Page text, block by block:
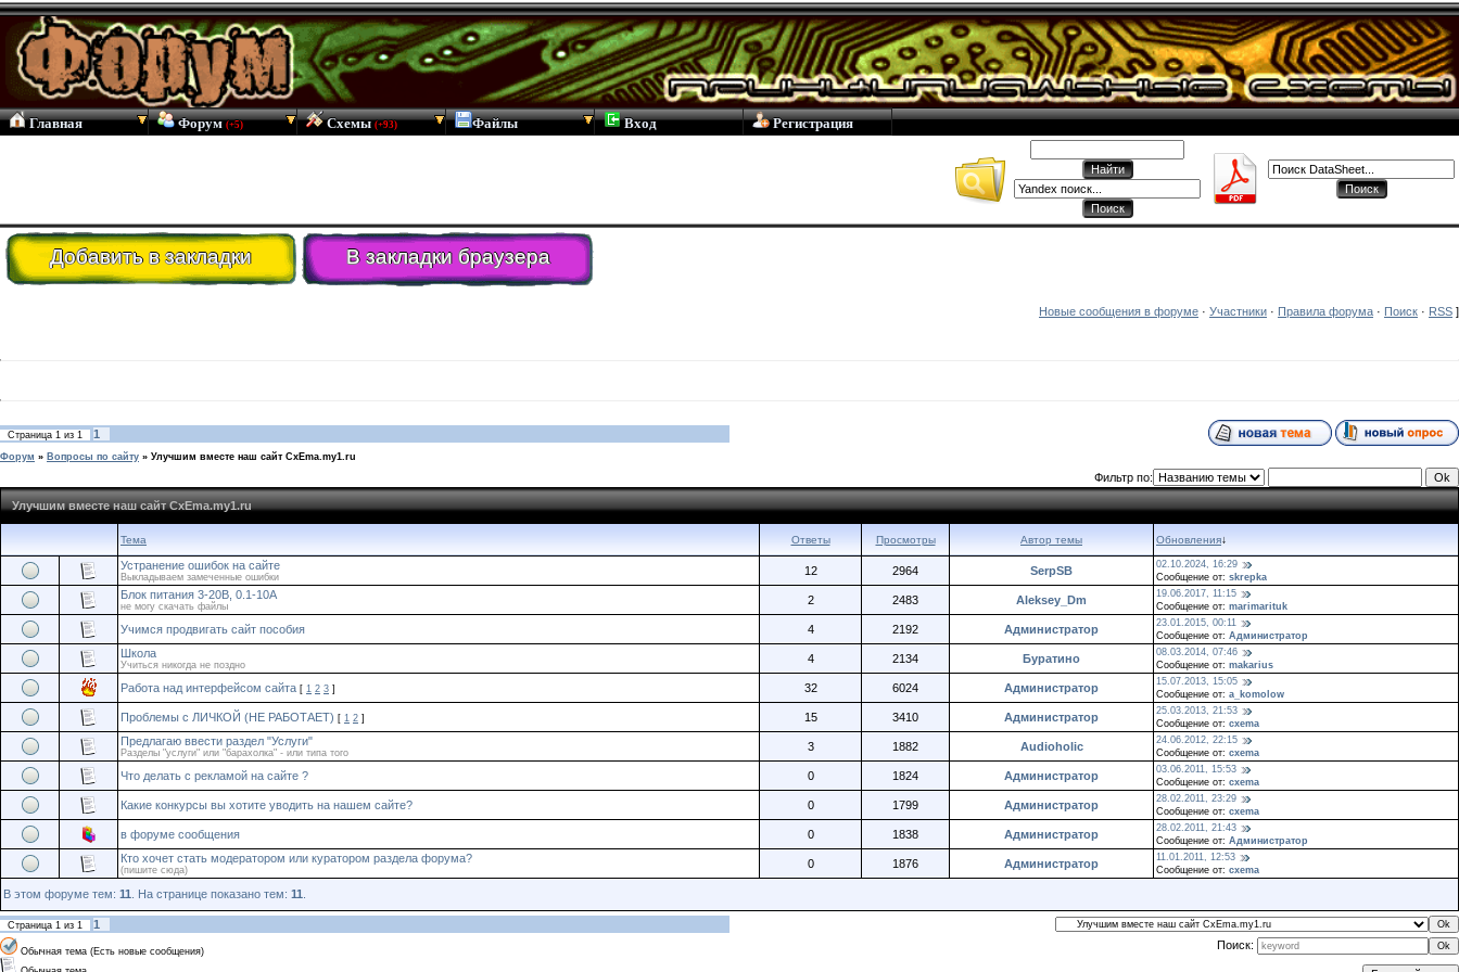
Главная Форум(+5) Схемы(+93) Файлы Вход Регистрация
Добавить в закладки В закладки браузера
Новые сообщения в форуме · Участники · Правила форума · Поиск · RSS ]
Страница 1 из 1 1
Форум » Вопросы по сайту » Улучшим вместе наш сайт CxEma.my1.ru
Фильтр по:
Улучшим вместе наш сайт CxEma.my1.ru
Тема Ответы Просмотры Автор темы Обновления↓
Устранение ошибок на сайте
Выкладываем замеченные ошибки 12 2964 SerpSB
02.10.2024, 16:29
Сообщение от: skrepka
Блок питания 3-20В, 0.1-10А
не могу скачать файлы 2 2483 Aleksey_Dm
19.06.2017, 11:15
Сообщение от: marimarituk
Учимся продвигать сайт пособия 4 2192 Администратор
23.01.2015, 00:11
Сообщение от: Администратор
Школа
Учиться никогда не поздно 4 2134 Буратино
08.03.2014, 07:46
Сообщение от: makarius
Работа над интерфейсом сайта [ 1 2 3 ] 32 6024 Администратор
15.07.2013, 15:05
Сообщение от: a_komolow
Проблемы с ЛИЧКОЙ (НЕ РАБОТАЕТ) [ 1 2 ] 15 3410 Администратор
25.03.2013, 21:53
Сообщение от: cxema
Предлагаю ввести раздел "Услуги"
Разделы "услуги" или "барахолка" - или типа того 3 1882 Audioholic
24.06.2012, 22:15
Сообщение от: cxema
Что делать с рекламой на сайте ? 0 1824 Администратор
03.06.2011, 15:53
Сообщение от: cxema
Какие конкурсы вы хотите уводить на нашем сайте? 0 1799 Администратор
28.02.2011, 23:29
Сообщение от: cxema
в форуме сообщения 0 1838 Администратор
28.02.2011, 21:43
Сообщение от: Администратор
Кто хочет стать модератором или куратором раздела форума?
(пишите сюда) 0 1876 Администратор
11.01.2011, 12:53
Сообщение от: cxema
В этом форуме тем: 11 . На странице показано тем: 11
Страница 1 из 1 1
Обычная тема (Есть новые сообщения)
Поиск: